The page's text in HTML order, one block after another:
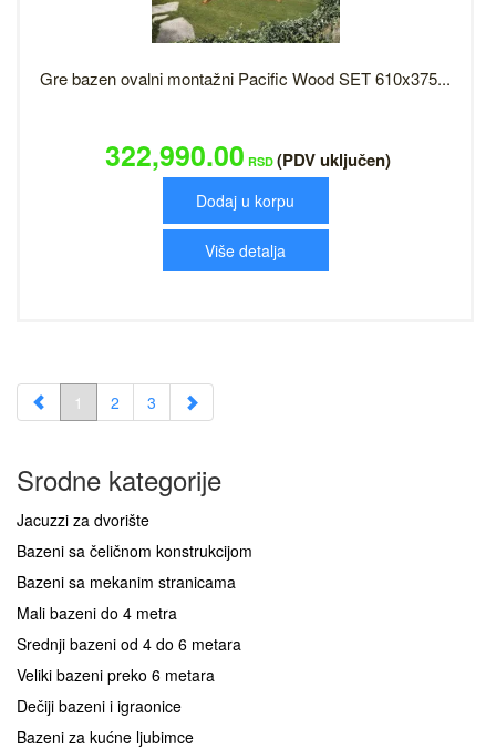
Gre bazen ovalni montažni Pacific Wood SET 610x375...
322,990.00 RSD (PDV uključen)
Dodaj u korpu
Više detalja
1 2 3
Srodne kategorije
Jacuzzi za dvorište
Bazeni sa čeličnom konstrukcijom
Bazeni sa mekanim stranicama
Mali bazeni do 4 metra
Srednji bazeni od 4 do 6 metara
Veliki bazeni preko 6 metara
Dečiji bazeni i igraonice
Bazeni za kućne ljubimce